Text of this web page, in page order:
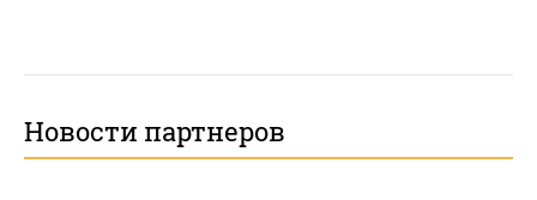
Новости партнеров